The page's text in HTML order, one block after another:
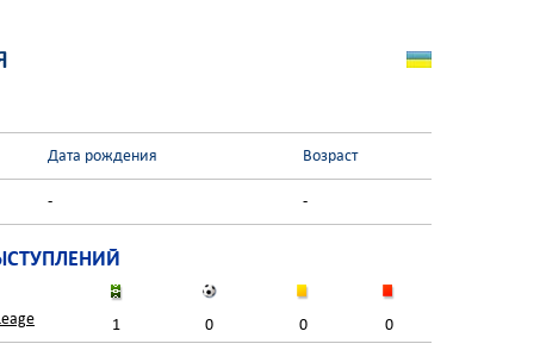
Дата рождения Возраст
- -
1 0 0
0